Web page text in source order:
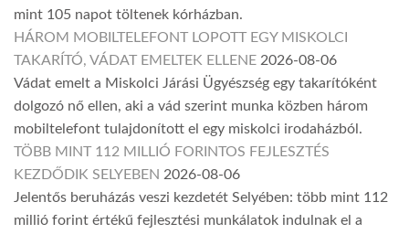
mint 105 napot töltenek kórházban.
HÁROM MOBILTELEFONT LOPOTT EGY MISKOLCI
TAKARÍTÓ, VÁDAT EMELTEK ELLENE 2026-08-06
Vádat emelt a Miskolci Járási Ügyészség egy takarítóként
dolgozó nő ellen, aki a vád szerint munka közben három
mobiltelefont tulajdonított el egy miskolci irodaházból.
TÖBB MINT 112 MILLIÓ FORINTOS FEJLESZTÉS
KEZDŐDIK SELYEBEN 2026-08-06
Jelentős beruházás veszi kezdetét Selyében: több mint 112
millió forint értékű fejlesztési munkálatok indulnak el a